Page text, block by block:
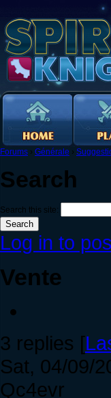
Forums › Générale ›
Search
Search this site:
Log in to
Vente
3 replies [
Sat, 04/09/
Qc4evr